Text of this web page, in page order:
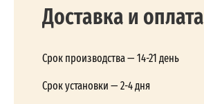
Доставка и оплата
Срок производства — 14-21 день
Срок установки — 2-4 дня